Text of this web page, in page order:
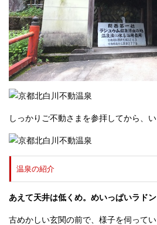
しっかりご不動さまを参拝してから、
温泉の紹介
あえて天井は低くめ。めいっぱいラド
古めかしい玄関の前で、様子を伺って